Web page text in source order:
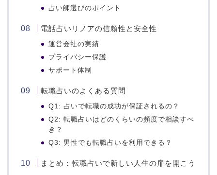
占い師選びのポイント
電話占いリノアの信頼性と安全性
運営会社の実績
プライバシー保護
サポート体制
転職占いのよくある質問
Q1: 占いで転職の成功が保証されるの？
Q2: 転職占いはどのくらいの頻度で相談すべ
き？
Q3: 男性でも転職占いを利用できる？
まとめ：転職占いで新しい人生の扉を開こう